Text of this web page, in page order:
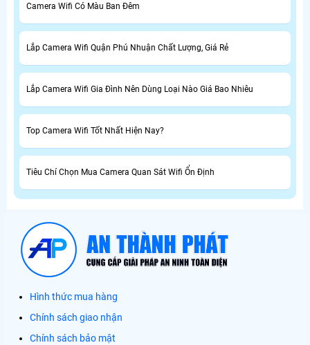
Camera Wifi Có Màu Ban Đêm
Lắp Camera Wifi Quận Phú Nhuận Chất Lượng, Giá Rẻ
Lắp Camera Wifi Gia Đình Nên Dùng Loại Nào Giá Bao Nhiêu
Top Camera Wifi Tốt Nhất Hiện Nay?
Tiêu Chí Chọn Mua Camera Quan Sát Wifi Ổn Định
Hình thức mua hàng
Chính sách giao nhận
Chính sách bảo mật